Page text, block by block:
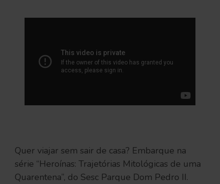
Quer viajar sem sair de casa? Embarque na
série “Heroínas: Trajetórias Mitológicas de uma
Quarentena”, do Sesc Parque Dom Pedro II.